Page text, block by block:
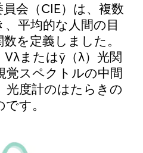
会（CIE）は、複数
平均的な人間の目
を定義しました。
またはȳ（λ）光関
覚スペクトルの中間
光度計のはたらきの
す。